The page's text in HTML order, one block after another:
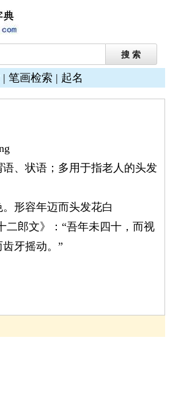
| 笔画检索 | 起名
语、状语；多用于指老人的头发
形容年迈而头发花白
二郎文》：“吾年未四十，而视
牙摇动。”